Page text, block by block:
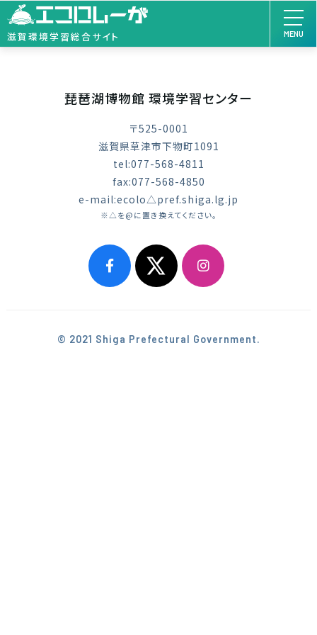
滋賀環境学習総合サイト MENU
琵琶湖博物館 環境学習センター
〒525-0001
滋賀県草津市下物町1091
tel:077-568-4811
fax:077-568-4850
e-mail:ecolo△pref.shiga.lg.jp
※△を@に置き換えてください。
© 2021 Shiga Prefectural Government.